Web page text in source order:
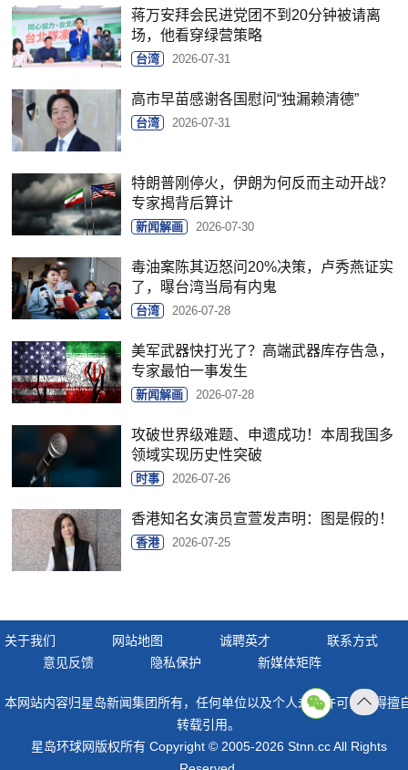
蒋万安拜会民进党团不到20分钟被请离
场，他看穿绿营策略
台湾 2026-07-31
高市早苗感谢各国慰问“独漏赖清德”
台湾 2026-07-31
特朗普刚停火，伊朗为何反而主动开战？
专家揭背后算计
新闻解画 2026-07-30
毒油案陈其迈怒问20%决策，卢秀燕证实
了，曝台湾当局有内鬼
台湾 2026-07-28
美军武器快打光了？高端武器库存告急，
专家最怕一事发生
新闻解画 2026-07-28
攻破世界级难题、申遗成功！本周我国多
领域实现历史性突破
时事 2026-07-26
香港知名女演员宣萱发声明：图是假的！
香港 2026-07-25
关于我们 网站地图 诚聘英才
联系方式
意见反馈
隐私保护 新媒体矩阵
本网站内容归星岛新闻集团所有，任何单位以及个人未经许可，不得擅
转载引用。
星岛环球网版权所有 Copyright © 2005-2026 Stnn.cc All Rights
顶部